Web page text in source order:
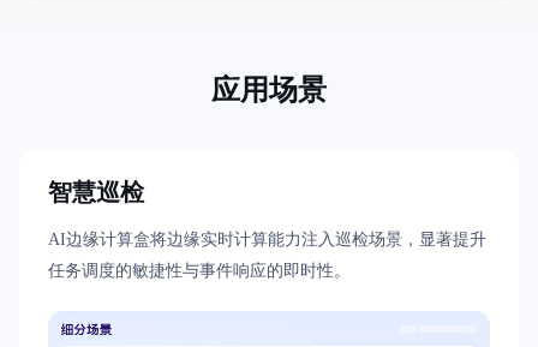
应用场景
智慧巡检
AI边缘计算盒将边缘实时计算能力注入巡检场景，显著提升
任务调度的敏捷性与事件响应的即时性。